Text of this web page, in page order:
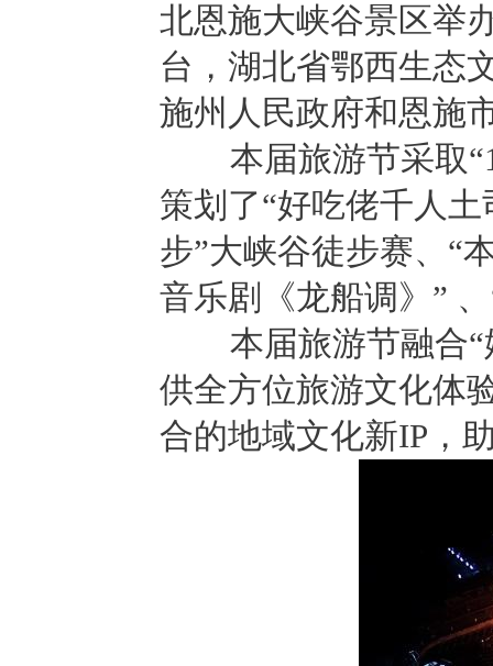
北恩施大峡谷景区举
台，湖北省鄂西生态
施州人民政府和恩施
本届旅游节采取
策划了“好吃佬千人
步”大峡谷徒步赛、“
音乐剧《龙船调》”
本届旅游节融合“
供全方位旅游文化体
合的地域文化新IP，